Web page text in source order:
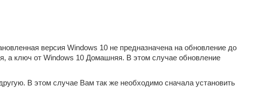
версия Windows 10 не предназначена на обновление до
а ключ от Windows 10 Домашняя. В этом случае обновление
В этом случае Вам так же необходимо сначала установить